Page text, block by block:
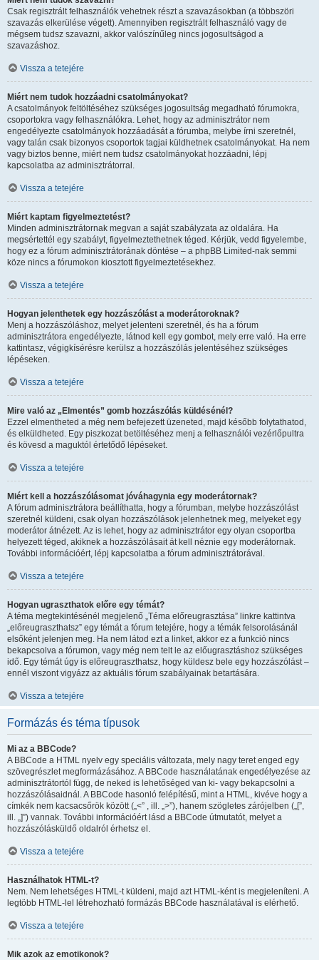
Csak regisztrált felhasználók vehetnek részt a szavazásokban (a többszöri
szavazás elkerülése végett). Amennyiben regisztrált felhasználó vagy de
mégsem tudsz szavazni, akkor valószínűleg nincs jogosultságod a
szavazáshoz.
Vissza a tetejére
Miért nem tudok hozzáadni csatolmányokat?
A csatolmányok feltöltéséhez szükséges jogosultság megadható fórumokra,
csoportokra vagy felhasználókra. Lehet, hogy az adminisztrátor nem
engedélyezte csatolmányok hozzáadását a fórumba, melybe írni szeretnél,
vagy talán csak bizonyos csoportok tagjai küldhetnek csatolmányokat. Ha nem
vagy biztos benne, miért nem tudsz csatolmányokat hozzáadni, lépj
kapcsolatba az adminisztrátorral.
Vissza a tetejére
Miért kaptam figyelmeztetést?
Minden adminisztrátornak megvan a saját szabályzata az oldalára. Ha
megsértettél egy szabályt, figyelmeztethetnek téged. Kérjük, vedd figyelembe,
hogy ez a fórum adminisztrátorának döntése – a phpBB Limited-nak semmi
köze nincs a fórumokon kiosztott figyelmeztetésekhez.
Vissza a tetejére
Hogyan jelenthetek egy hozzászólást a moderátoroknak?
Menj a hozzászóláshoz, melyet jelenteni szeretnél, és ha a fórum
adminisztrátora engedélyezte, látnod kell egy gombot, mely erre való. Ha erre
kattintasz, végigkísérésre kerülsz a hozzászólás jelentéséhez szükséges
lépéseken.
Vissza a tetejére
Mire való az „Elmentés” gomb hozzászólás küldésénél?
Ezzel elmentheted a még nem befejezett üzeneted, majd később folytathatod,
és elküldheted. Egy piszkozat betöltéséhez menj a felhasználói vezérlőpultra
és kövesd a maguktól értetődő lépéseket.
Vissza a tetejére
Miért kell a hozzászólásomat jóváhagynia egy moderátornak?
A fórum adminisztrátora beállíthatta, hogy a fórumban, melybe hozzászólást
szeretnél küldeni, csak olyan hozzászólások jelenhetnek meg, melyeket egy
moderátor átnézett. Az is lehet, hogy az adminisztrátor egy olyan csoportba
helyezett téged, akiknek a hozzászólásait át kell néznie egy moderátornak.
További információért, lépj kapcsolatba a fórum adminisztrátorával.
Vissza a tetejére
Hogyan ugraszthatok előre egy témát?
A téma megtekintésénél megjelenő „Téma előreugrasztása” linkre kattintva
„előreugraszthatsz” egy témát a fórum tetejére, hogy a témák felsorolásánál
elsőként jelenjen meg. Ha nem látod ezt a linket, akkor ez a funkció nincs
bekapcsolva a fórumon, vagy még nem telt le az előugrasztáshoz szükséges
idő. Egy témát úgy is előreugraszthatsz, hogy küldesz bele egy hozzászólást –
ennél viszont vigyázz az aktuális fórum szabályainak betartására.
Vissza a tetejére
Formázás és téma típusok
Mi az a BBCode?
A BBCode a HTML nyelv egy speciális változata, mely nagy teret enged egy
szövegrészlet megformázásához. A BBCode használatának engedélyezése az
adminisztrátortól függ, de neked is lehetőséged van ki- vagy bekapcsolni a
hozzászólásaidnál. A BBCode hasonló felépítésű, mint a HTML, kivéve hogy a
címkék nem kacsacsőrök között („<” , ill. „>”), hanem szögletes zárójelben („[”,
ill. „]”) vannak. További információért lásd a BBCode útmutatót, melyet a
hozzászólásküldő oldalról érhetsz el.
Vissza a tetejére
Használhatok HTML-t?
Nem. Nem lehetséges HTML-t küldeni, majd azt HTML-ként is megjeleníteni. A
legtöbb HTML-lel létrehozható formázás BBCode használatával is elérhető.
Vissza a tetejére
Mik azok az emotikonok?